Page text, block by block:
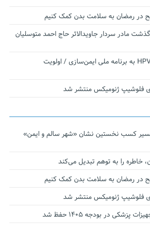
در رمضان به سلامت بدن کمک کنیم
مادر سردار جاویدالاثر حاج احمد متوسلیان
بررسی ورود واکسن HPV به برنامه ملی ایمن‌سازی / اولویت
فلوشیپ ژنومیکس منتشر شد
کسب نخستین نشان «شهر سالم و ایمن»
خاطره را به توهم تبدیل می‌کند
در رمضان به سلامت بدن کمک کنیم
فلوشیپ ژنومیکس منتشر شد
پزشکی در بودجه ۱۴۰۵ حفظ شد